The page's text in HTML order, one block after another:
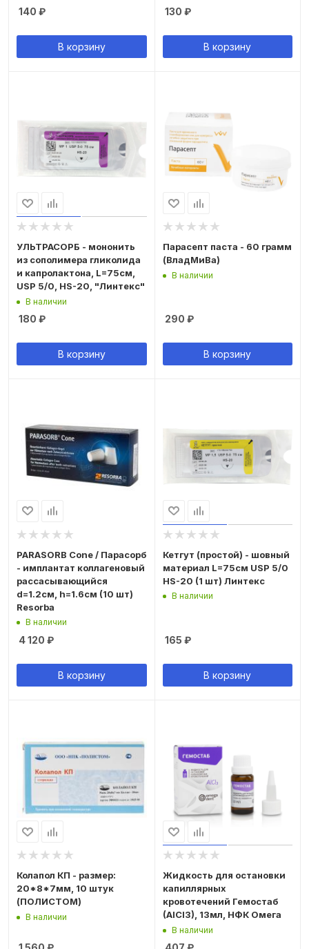
140 ₽
В корзину
130 ₽
В корзину
УЛЬТРАСОРБ - мононить
из сополимера гликолида
и капролактона, L=75см,
USP 5/0, HS-20, "Линтекс"
В наличии
180 ₽
В корзину
Парасепт паста - 60 грамм
(ВладМиВа)
В наличии
290 ₽
В корзину
PARASORB Cone / Парасорб
- имплантат коллагеновый
рассасывающийся
d=1.2см, h=1.6см (10 шт)
Resorba
В наличии
4 120 ₽
В корзину
Кетгут (простой) - шовный
материал L=75см USP 5/0
HS-20 (1 шт) Линтекс
В наличии
165 ₽
В корзину
Колапол КП - размер:
20*8*7мм, 10 штук
(ПОЛИСТОМ)
В наличии
Жидкость для остановки
капиллярных
кровотечений Гемостаб
(AlCl3), 13мл, НФК Омега
В наличии